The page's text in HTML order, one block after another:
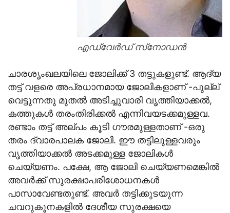
എഡ്വേര്‍ഡ് സ്‌നോഡന്‍
ചാരശൃംഖലയിലെ ജോലിക്ക് 3 തട്ടുകളുണ്ട്. ആദ്യ
തട്ട് വളരെ അപ്രധാനമായ ജോലികളാണ് -പുല്ല്
വെട്ടുന്നതു മുതല്‍ അടിച്ചുവാരി വൃത്തിയാക്കല്‍,
കത്തുകള്‍ തരംതിരിക്കല്‍ എന്നിവയടക്കമുള്ളവ.
രണ്ടാം തട്ട് അല്പം കൂടി ഗൗരമുള്ളതാണ് -ഒരു
തരം ദ്വാരപാലക ജോലി. ഈ തട്ടിലുള്ളവരും
വൃത്തിയാക്കല്‍ അടക്കമുള്ള ജോലികള്‍
ചെയ്യണം. പക്ഷേ, ആ ജോലി ചെയ്യണമെങ്കില്‍
അവര്‍ക്ക് സുരക്ഷാപരിശോധനകള്‍
പാസാവേണ്ടതുണ്ട്. അവര്‍ തട്ടിക്കുടയുന്ന
ചവറുകൂനകളില്‍ ദേശീയ സുരക്ഷയെ